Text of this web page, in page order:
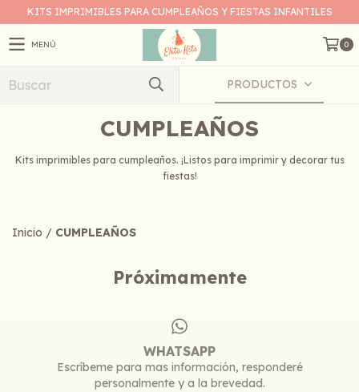
KITS IMPRIMIBLES PARA CUMPLEAÑOS Y FIESTAS INFANTILES
MENÚ 0
PRODUCTOS
CUMPLEAÑOS
Kits imprimibles para cumpleaños. ¡Listos para imprimir y decorar tus
fiestas!
Inicio / CUMPLEAÑOS
Próximamente
WHATSAPP
Escríbeme para mas información, responderé
personalmente y a la brevedad.